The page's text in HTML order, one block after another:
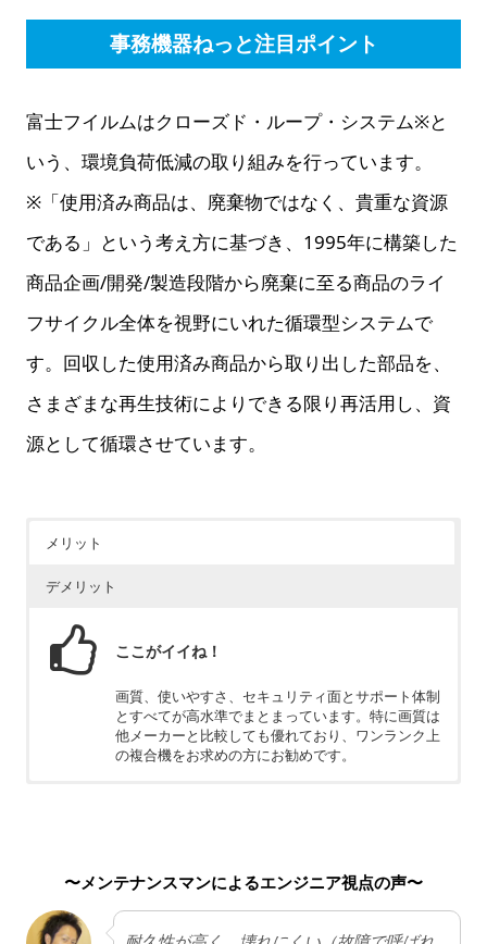
事務機器ねっと注目ポイント
富士フイルムはクローズド・ループ・システム※と
いう、環境負荷低減の取り組みを行っています。
※「使用済み商品は、廃棄物ではなく、貴重な資源
である」という考え方に基づき、1995年に構築した
商品企画/開発/製造段階から廃棄に至る商品のライ
フサイクル全体を視野にいれた循環型システムで
す。回収した使用済み商品から取り出した部品を、
さまざまな再生技術によりできる限り再活用し、資
源として循環させています。
メリット
デメリット
ここがイイね！
画質、使いやすさ、セキュリティ面とサポート体制
とすべてが高水準でまとまっています。特に画質は
他メーカーと比較しても優れており、ワンランク上
の複合機をお求めの方にお勧めです。
いません。
〜メンテナンスマンによるエンジニア視点の声〜